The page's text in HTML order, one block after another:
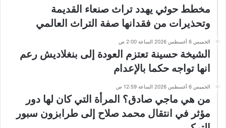
مخطط حوثي يهدد تراث صنعاء القديمة
وتحذيرات من فقدانها صفة التراث العالمي
الخميس 6 أغسطس 2026 الساعة 2:00 ص
الشيخة حسينة تعتزم العودة إلى بنغلاديش رعم
انها تواجه حكما بالإعدام
الخميس 6 أغسطس 2026 الساعة 12:59 ص
من هي ماجي صادق؟ المرأة التي كان لها دور
مؤثر في انتقال محمد صلاح إلى طرابزون سبور